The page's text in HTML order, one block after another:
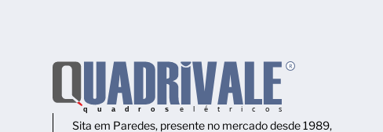
Sita em Paredes, presente no mercado desde 1989,